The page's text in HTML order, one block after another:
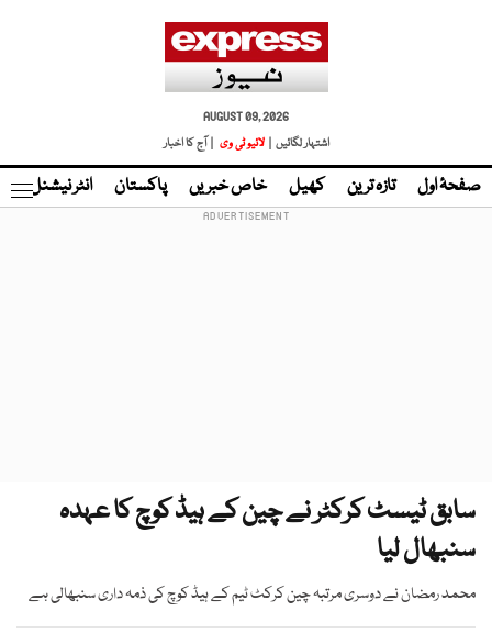
AUGUST 09, 2026
اشتہار لگائیں |
لائیو ٹی وی | آج کا اخبار
صفحۂ اول تازہ ترین کھیل خاص خبریں پاکستان انٹر نیشنل
سابق ٹیسٹ کرکٹر نے چین کے ہیڈ کوچ کا عہدہ
سنبھال لیا
محمد رمضان نے دوسری مرتبہ چین کرکٹ ٹیم کے ہیڈ کوچ کی ذمہ داری سنبھالی ہے